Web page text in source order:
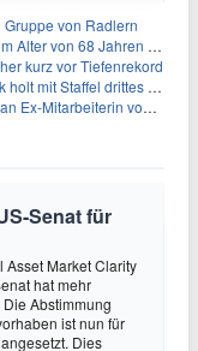
von Radlern
von 68 Jahren gestorben
kurz vor Tiefenrekord
Staffel drittes EM-Gold
von Infantino
Senat für
Asset Market Clarity
hat mehr
Abstimmung
ist nun für
Dies